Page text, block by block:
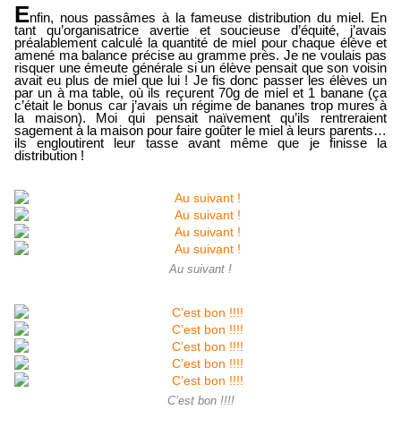
Enfin, nous passâmes à la fameuse distribution du miel. En
tant qu’organisatrice avertie et soucieuse d’équité, j’avais
préalablement calculé la quantité de miel pour chaque élève et
amené ma balance précise au gramme près. Je ne voulais pas
risquer une émeute générale si un élève pensait que son voisin
avait eu plus de miel que lui ! Je fis donc passer les élèves un
par un à ma table, où ils reçurent 70g de miel et 1 banane (ça
c’était le bonus car j’avais un régime de bananes trop mures à
la maison). Moi qui pensait naïvement qu’ils rentreraient
sagement à la maison pour faire goûter le miel à leurs parents…
ils engloutirent leur tasse avant même que je finisse la
distribution !
Au suivant !
C’est bon !!!!